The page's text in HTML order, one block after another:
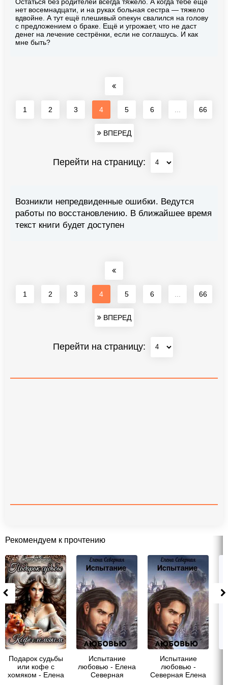
нет восемнадцати, и на руках больная сестра — тяжело
вдвойне. А тут ещё плешивый опекун свалился на голову
с предложением о браке. Ещё и угрожает, что не даст
денег на лечение сестрёнки, если не соглашусь. И как
мне быть?
1 2 3 4 5 6 66
ВПЕРЕД
Перейти на страницу:
Возникли непредвиденные ошибки. Ведутся
работы по восстановлению. В ближайшее время
текст книги будет доступен
1 2 3 4 5 6 66
ВПЕРЕД
Перейти на страницу:
Рекомендуем к прочтению
Подарок судьбы
или кофе с
хомяком - Елена
Испытание
любовью - Елена
Северная
Испытание
любовью -
Северная Елена